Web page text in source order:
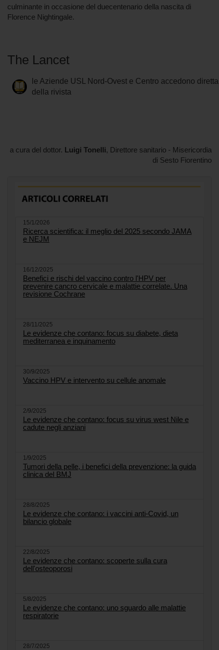
culminante in occasione del duecentenario della nascita di
Florence Nightingale.
The Lancet
le Aziende USL Nord-Ovest e Centro accedono
della rivista
a cura del dottor. Luigi Tonelli, Direttore sanitario - Misericordia
di Sesto Fiorentino
15/1/2026
Ricerca scientifica: il meglio del 2025 secondo JAMA
e NEJM
16/12/2025
Benefici e rischi del vaccino contro l'HPV per
prevenire cancro cervicale e malattie correlate. Una
revisione Cochrane
28/11/2025
Le evidenze che contano: focus su diabete, dieta
mediterranea e inquinamento
30/9/2025
Vaccino HPV e intervento su cellule anomale
2/9/2025
Le evidenze che contano: focus su virus west Nile e
cadute negli anziani
1/9/2025
Tumori della pelle, i benefici della prevenzione: la guida
clinica del BMJ
28/8/2025
Le evidenze che contano: i vaccini anti-Covid, un
bilancio globale
22/8/2025
Le evidenze che contano: scoperte sulla cura
dell'osteoporosi
5/8/2025
Le evidenze che contano: uno sguardo alle malattie
respiratorie
28/7/2025